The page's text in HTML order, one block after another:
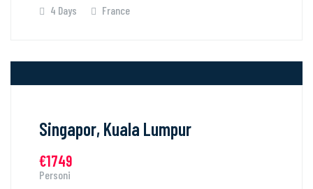
4 Days France
Singapor, Kuala Lumpur
€1749
Personi